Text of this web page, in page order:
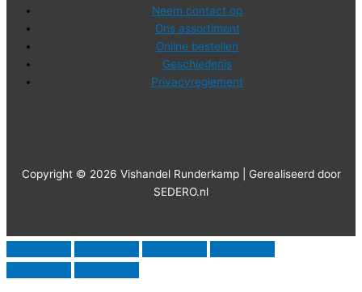
Neem contact op
Ons assortiment
Online bestellen
Geschiedenis
Privacyreglement
Copyright © 2026 Vishandel Runderkamp | Gerealiseerd door
SEDERO.nl